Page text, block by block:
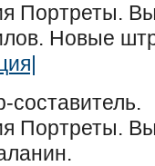
Портреты.
Новые
составитель.
Портреты.